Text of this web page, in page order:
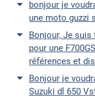
bonjour je
une moto guzzi
Bonjour, Je
pour une
références et
Bonjour je
Suzuki dl 650